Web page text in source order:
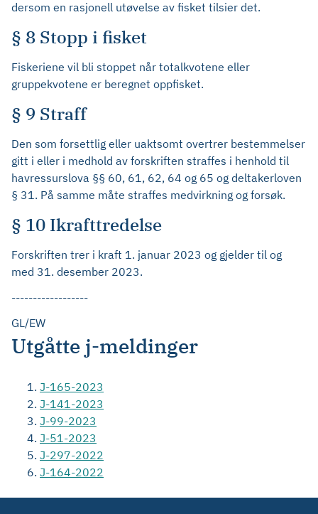
dersom en rasjonell utøvelse av fisket tilsier det.
§ 8 Stopp i fisket
Fiskeriene vil bli stoppet når totalkvotene eller
gruppekvotene er beregnet oppfisket.
§ 9 Straff
Den som forsettlig eller uaktsomt overtrer bestemmelser
gitt i eller i medhold av forskriften straffes i henhold til
havressurslova §§ 60, 61, 62, 64 og 65 og deltakerloven
§ 31. På samme måte straffes medvirkning og forsøk.
§ 10 Ikrafttredelse
Forskriften trer i kraft 1. januar 2023 og gjelder til og
med 31. desember 2023.
------------------
GL/EW
Utgåtte j-meldinger
J-165-2023
J-141-2023
J-99-2023
J-51-2023
J-297-2022
J-164-2022